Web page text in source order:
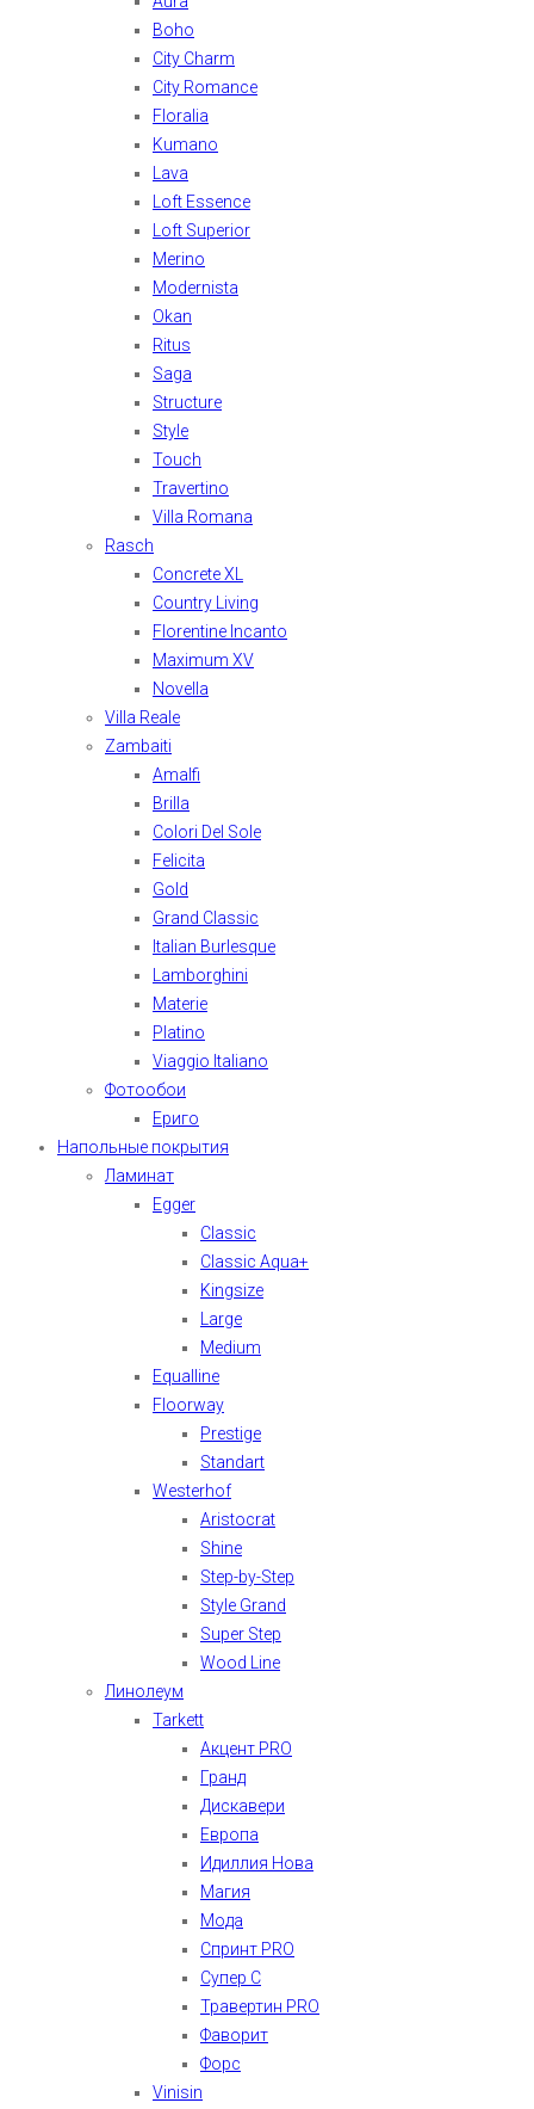
Boho
City Charm
City Romance
Floralia
Kumano
Lava
Loft Essence
Loft Superior
Merino
Modernista
Okan
Ritus
Saga
Structure
Style
Touch
Travertino
Villa Romana
Rasch
Concrete XL
Country Living
Florentine Incanto
Maximum XV
Novella
Villa Reale
Zambaiti
Amalfi
Brilla
Colori Del Sole
Felicita
Gold
Grand Classic
Italian Burlesque
Lamborghini
Materie
Platino
Viaggio Italiano
Фотообои
Ериго
Напольные покрытия
Ламинат
Egger
Classic
Classic Aqua+
Kingsize
Large
Medium
Equalline
Floorway
Prestige
Standart
Westerhof
Aristocrat
Shine
Step-by-Step
Style Grand
Super Step
Wood Line
Линолеум
Tarkett
Акцент PRO
Гранд
Дискавери
Европа
Идиллия Нова
Магия
Мода
Спринт PRO
Супер С
Травертин PRO
Фаворит
Форс
Vinisin